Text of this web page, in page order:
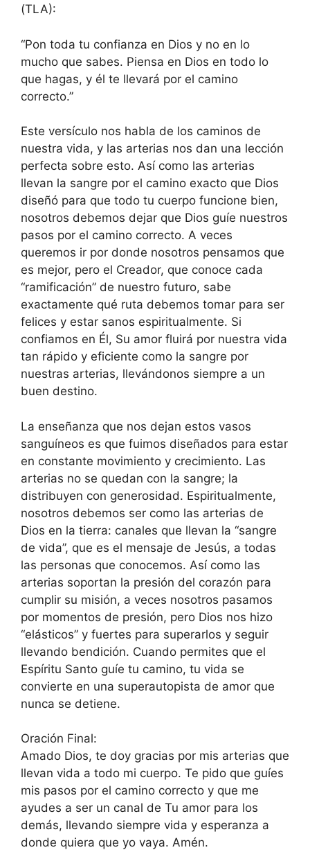
(TLA):
“Pon toda tu confianza en Dios y no en lo
mucho que sabes. Piensa en Dios en todo lo
que hagas, y él te llevará por el camino
correcto.”
Este versículo nos habla de los caminos de
nuestra vida, y las arterias nos dan una lección
perfecta sobre esto. Así como las arterias
llevan la sangre por el camino exacto que Dios
diseñó para que todo tu cuerpo funcione bien,
nosotros debemos dejar que Dios guíe nuestros
pasos por el camino correcto. A veces
queremos ir por donde nosotros pensamos que
es mejor, pero el Creador, que conoce cada
“ramificación” de nuestro futuro, sabe
exactamente qué ruta debemos tomar para ser
felices y estar sanos espiritualmente. Si
confiamos en Él, Su amor fluirá por nuestra vida
tan rápido y eficiente como la sangre por
nuestras arterias, llevándonos siempre a un
buen destino.
La enseñanza que nos dejan estos vasos
sanguíneos es que fuimos diseñados para estar
en constante movimiento y crecimiento. Las
arterias no se quedan con la sangre; la
distribuyen con generosidad. Espiritualmente,
nosotros debemos ser como las arterias de
Dios en la tierra: canales que llevan la “sangre
de vida”, que es el mensaje de Jesús, a todas
las personas que conocemos. Así como las
arterias soportan la presión del corazón para
cumplir su misión, a veces nosotros pasamos
por momentos de presión, pero Dios nos hizo
“elásticos” y fuertes para superarlos y seguir
llevando bendición. Cuando permites que el
Espíritu Santo guíe tu camino, tu vida se
convierte en una superautopista de amor que
nunca se detiene.
Oración Final:
Amado Dios, te doy gracias por mis arterias que
llevan vida a todo mi cuerpo. Te pido que guíes
mis pasos por el camino correcto y que me
ayudes a ser un canal de Tu amor para los
demás, llevando siempre vida y esperanza a
donde quiera que yo vaya. Amén.